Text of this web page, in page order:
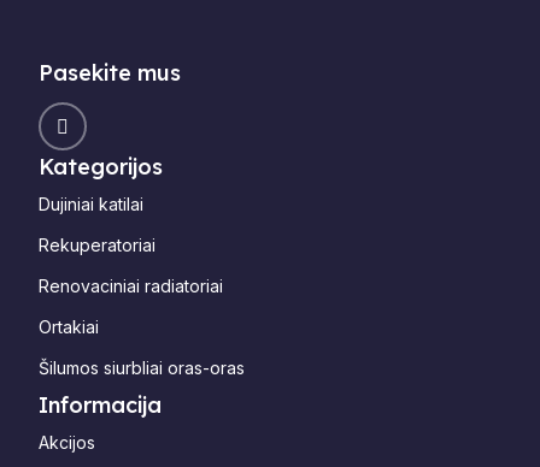
Pasekite mus
Kategorijos
Dujiniai katilai
Rekuperatoriai
Renovaciniai radiatoriai
Ortakiai
Šilumos siurbliai oras-oras
Informacija
Akcijos